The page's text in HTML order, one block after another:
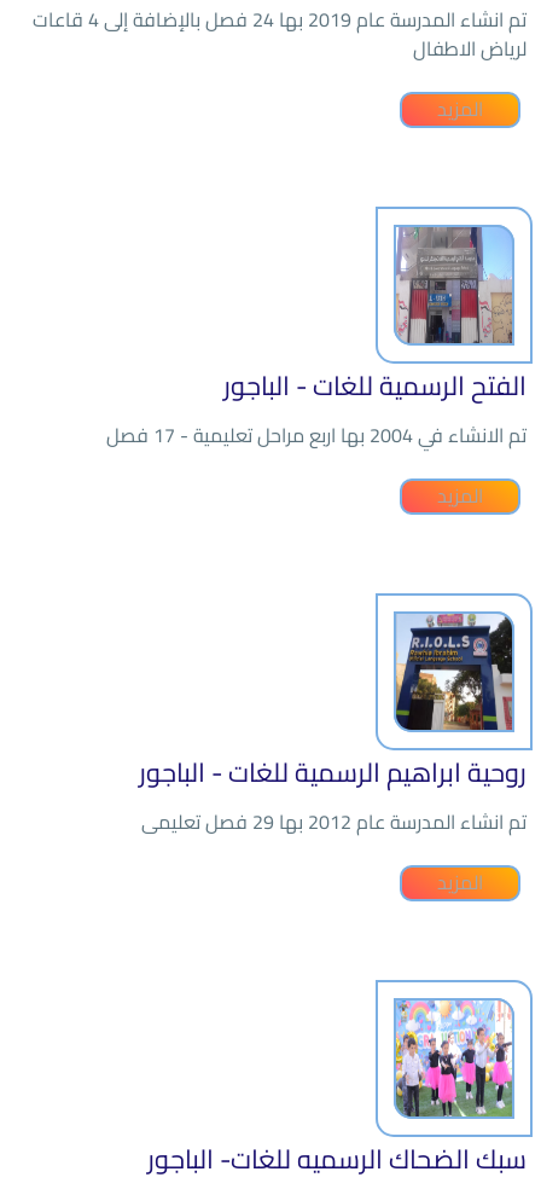
تم انشاء المدرسة عام 2019 بها 24 فصل بالإضافة إلى 4 قاعات
لرياض الاطفال
المزيد
الفتح الرسمية للغات - الباجور
تم الانشاء في 2004 بها اربع مراحل تعليمية - 17 فصل
المزيد
روحية ابراهيم الرسمية للغات - الباجور
تم انشاء المدرسة عام 2012 بها 29 فصل تعليمى
المزيد
سبك الضحاك الرسميه للغات- الباجور